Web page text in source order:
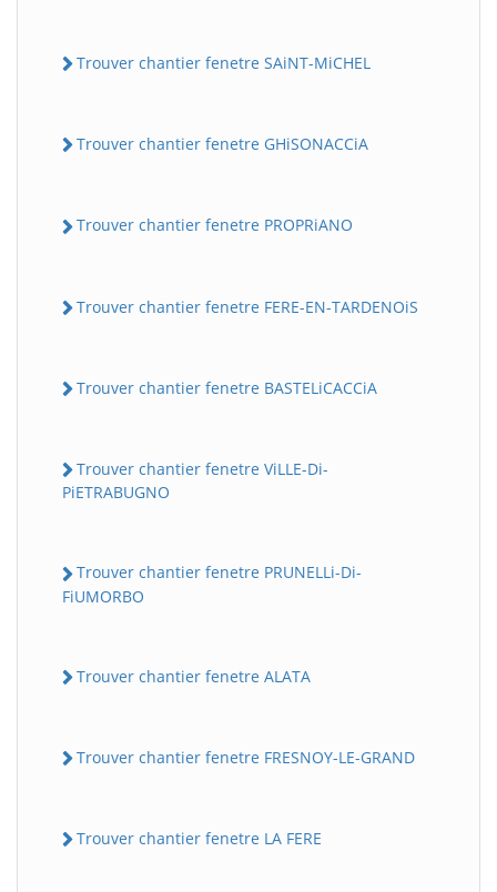
Trouver chantier fenetre SAiNT-MiCHEL
Trouver chantier fenetre GHiSONACCiA
Trouver chantier fenetre PROPRiANO
Trouver chantier fenetre FERE-EN-TARDENOiS
Trouver chantier fenetre BASTELiCACCiA
Trouver chantier fenetre ViLLE-Di-
PiETRABUGNO
Trouver chantier fenetre PRUNELLi-Di-
FiUMORBO
Trouver chantier fenetre ALATA
Trouver chantier fenetre FRESNOY-LE-GRAND
Trouver chantier fenetre LA FERE